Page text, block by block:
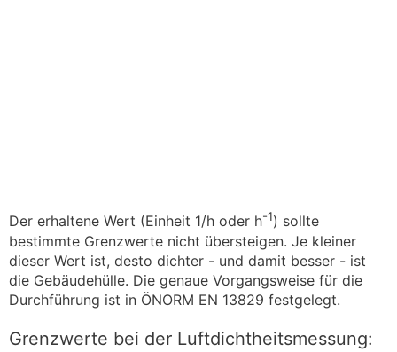
Der erhaltene Wert (Einheit 1/h oder h-1) sollte
bestimmte Grenzwerte nicht übersteigen. Je kleiner
dieser Wert ist, desto dichter - und damit besser - ist
die Gebäudehülle. Die genaue Vorgangsweise für die
Durchführung ist in ÖNORM EN 13829 festgelegt.
Grenzwerte bei der Luftdichtheitsmessung: